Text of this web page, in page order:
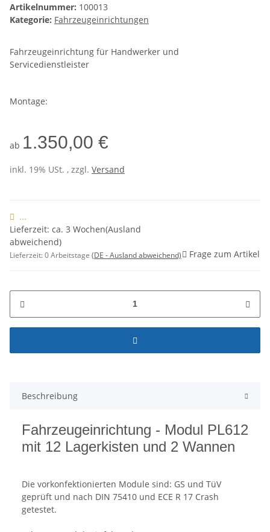
Artikelnummer: 100013
Kategorie: Fahrzeugeinrichtungen
Fahrzeugeinrichtung für Handwerker und
Servicedienstleister
Montage:
ab 1.350,00 €
inkl. 19% USt. , zzgl. Versand
...
Lieferzeit: ca. 3 Wochen(Ausland
abweichend)
Lieferzeit:0 Arbeitstage (DE - Ausland abweichend) Frage zum Artikel
Beschreibung
Fahrzeugeinrichtung - Modul PL612
mit 12 Lagerkisten und 2 Wannen
Die vorkonfektionierten Module sind: GS und TüV
geprüft und nach DIN 75410 und ECE R 17 Crash
getestet.